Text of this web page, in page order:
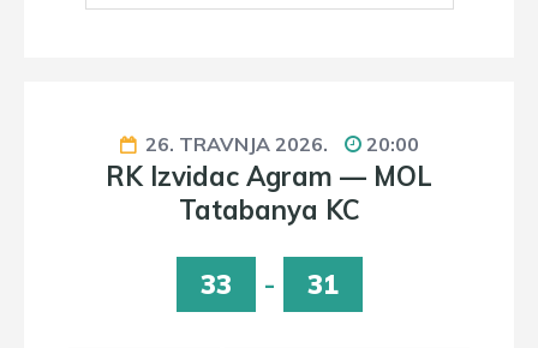
26. TRAVNJA 2026. 20:00
RK Izvidac Agram — MOL
Tatabanya KC
33 - 31